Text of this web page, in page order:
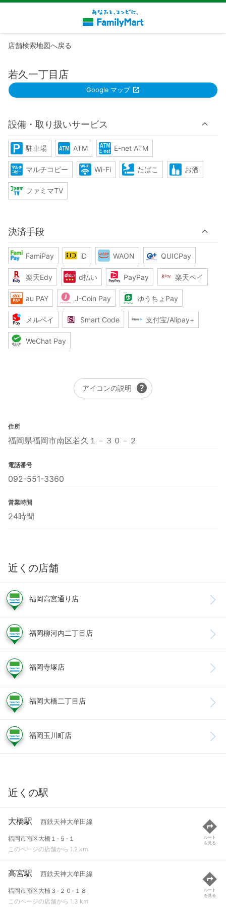
店舗検索地図へ戻る
若久一丁目店
Google マップ
設備・取り扱いサービス
駐車場 ATM E-net ATM
マルチコピー Wi-Fi たばこ お酒
ファミマTV
決済手段
FamiPay iD WAON QUICPay
楽天Edy d払い PayPay 楽天ペイ
au PAY J-Coin Pay ゆうちょPay
メルペイ Smart Code 支付宝/Alipay+
WeChat Pay
アイコンの説明 help
住所
福岡県福岡市南区若久１－３０－２
電話番号
092-551-3360
営業時間
24時間
近くの店舗
福岡高宮通り店
福岡柳河内二丁目店
福岡寺塚店
福岡大橋二丁目店
福岡玉川町店
近くの駅
大橋駅 西鉄天神大牟田線
福岡市南区大橋１-５-１
このページの店舗から 1.2 km
ルート
を見る
高宮駅 西鉄天神大牟田線
福岡市南区大楠３-２０-１８
このページの店舗から 1.3 km
ルート
を見る